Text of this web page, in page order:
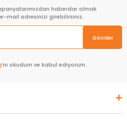
haberdar olmak
mail adresinizi girebilirsiniz.
Gönder
’nı okudum ve kabul ediyorum.